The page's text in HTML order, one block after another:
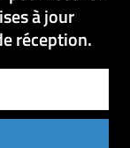
à jour
réception.